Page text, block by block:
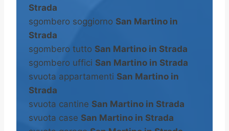
Strada
sgombero soggiorno San Martino in
Strada
sgombero tutto San Martino in Strada
sgombero uffici San Martino in Strada
svuota appartamenti San Martino in
Strada
svuota cantine San Martino in Strada
svuota case San Martino in Strada